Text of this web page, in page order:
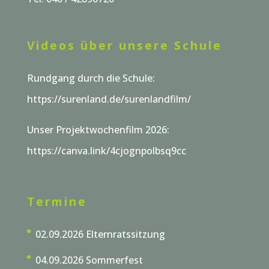
Videos über unsere Schule
Rundgang durch die Schule:
https://surenland.de/surenlandfilm/
Unser Projektwochenfilm 2026:
https://canva.link/4cjognpolbsq9cc
Termine
02.09.2026 Elternratssitzung
04.09.2026 Sommerfest